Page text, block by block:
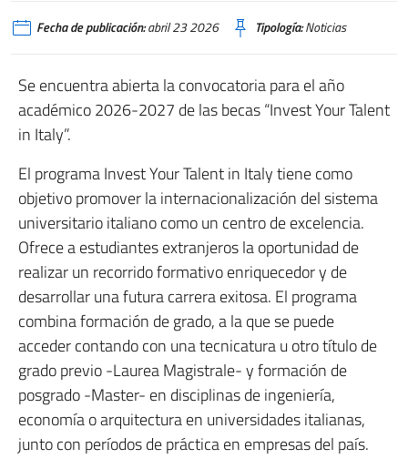
Fecha de publicación:abril 23 2026 Tipología:Noticias
Se encuentra abierta la convocatoria para el año
académico 2026-2027 de las becas “Invest Your Talent
in Italy”.
El programa Invest Your Talent in Italy tiene como
objetivo promover la internacionalización del sistema
universitario italiano como un centro de excelencia.
Ofrece a estudiantes extranjeros la oportunidad de
realizar un recorrido formativo enriquecedor y de
desarrollar una futura carrera exitosa. El programa
combina formación de grado, a la que se puede
acceder contando con una tecnicatura u otro título de
grado previo -Laurea Magistrale- y formación de
posgrado -Master- en disciplinas de ingeniería,
economía o arquitectura en universidades italianas,
junto con períodos de práctica en empresas del país.